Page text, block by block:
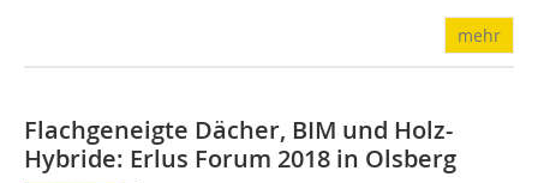
mehr
Flachgeneigte Dächer, BIM und Holz-
Hybride: Erlus Forum 2018 in Olsberg